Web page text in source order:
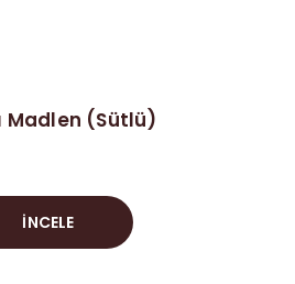
Madlen (Sütlü)
İNCELE